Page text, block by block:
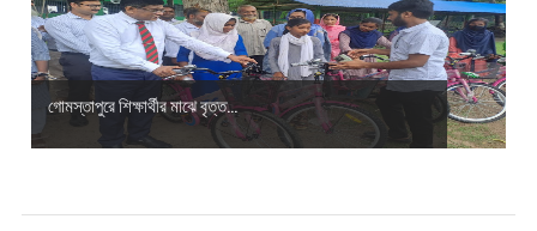
গোমস্তাপুরে শিক্ষার্থীর মাঝে বৃত্ত...